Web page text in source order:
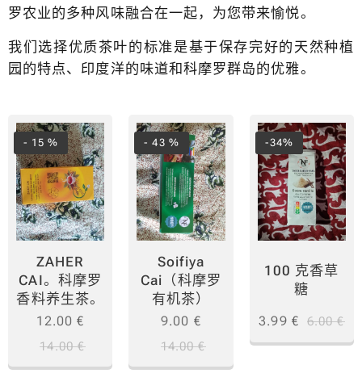
罗农业的多种风味融合在一起，为您带来愉悦。
我们选择优质茶叶的标准是基于保存完好的天然种植
园的特点、印度洋的味道和科摩罗群岛的优雅。
ZAHER
CAI。科摩罗
香料养生茶。
- 15 %
12.00 €
14.00€
Soifiya
Cai（科摩罗
有机茶）
- 43 %
9.00 €
14.00€
100 克香草
糖
-34%
3.99 € 6.00€